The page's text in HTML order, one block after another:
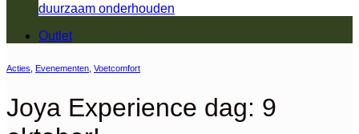
duurzaam onderhouden
Outlet
Acties Evenementen Voetcomfort
Joya Experience dag: 9